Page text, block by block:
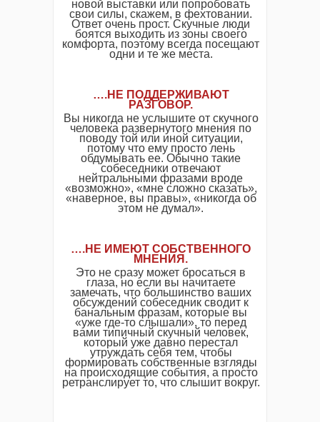
новой выставки или попробовать
свои силы, скажем, в фехтовании.
Ответ очень прост. Скучные люди
боятся выходить из зоны своего
комфорта, поэтому всегда посещают
одни и те же места.
….НЕ ПОДДЕРЖИВАЮТ
РАЗГОВОР.
Вы никогда не услышите от скучного
человека развернутого мнения по
поводу той или иной ситуации,
потому что ему просто лень
обдумывать ее. Обычно такие
собеседники отвечают
нейтральными фразами вроде
«возможно», «мне сложно сказать»,
«наверное, вы правы», «никогда об
этом не думал».
….НЕ ИМЕЮТ СОБСТВЕННОГО
МНЕНИЯ.
Это не сразу может бросаться в
глаза, но если вы начитаете
замечать, что большинство ваших
обсуждений собеседник сводит к
банальным фразам, которые вы
«уже где-то слышали», то перед
вами типичный скучный человек,
который уже давно перестал
утруждать себя тем, чтобы
формировать собственные взгляды
на происходящие события, а просто
ретранслирует то, что слышит вокруг.